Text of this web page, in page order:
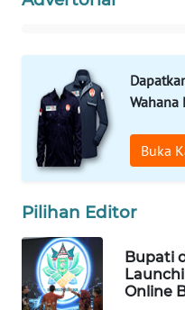
Wahana
Buka
Pilihan Editor
Bupati
Online
ID
MAWAKA
MARTABAT
NET
PLN
WATCH
MKLI
LPKKI